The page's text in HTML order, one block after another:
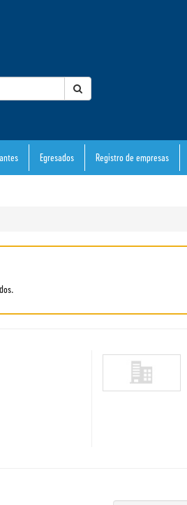
Egresados Registro de empresas